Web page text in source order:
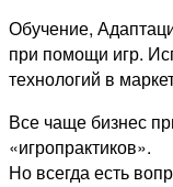
Обучение,
при помощи игр.
технологий в
Все чаще бизнес
«игропрактиков».
Но всегда есть